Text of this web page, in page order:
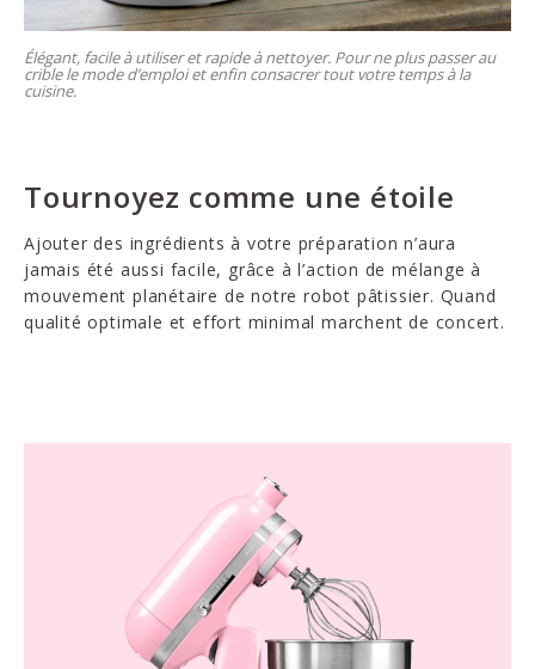
Élégant, facile à utiliser et rapide à nettoyer. Pour ne plus passer au
crible le mode d’emploi et enfin consacrer tout votre temps à la
cuisine.
Tournoyez comme une étoile
Ajouter des ingrédients à votre préparation n’aura
jamais été aussi facile, grâce à l’action de mélange à
mouvement planétaire de notre robot pâtissier. Quand
qualité optimale et effort minimal marchent de concert.